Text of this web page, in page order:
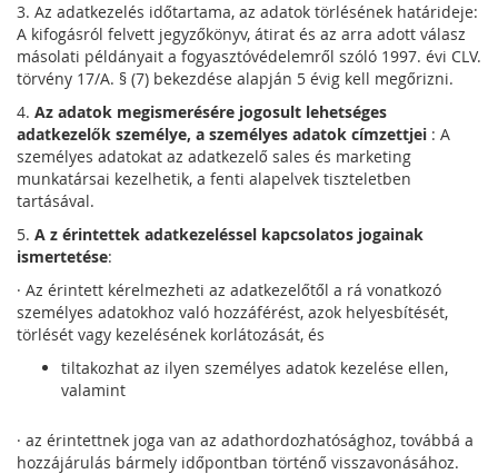
3. Az adatkezelés időtartama, az adatok törlésének határideje:
A kifogásról felvett jegyzőkönyv, átirat és az arra adott válasz
másolati példányait a fogyasztóvédelemről szóló 1997. évi CLV.
törvény 17/A. § (7) bekezdése alapján 5 évig kell megőrizni.
4. Az adatok megismerésére jogosult lehetséges
adatkezelők személye, a személyes adatok címzettjei : A
személyes adatokat az adatkezelő sales és marketing
munkatársai kezelhetik, a fenti alapelvek tiszteletben
tartásával.
5. A z érintettek adatkezeléssel kapcsolatos jogainak
ismertetése:
· Az érintett kérelmezheti az adatkezelőtől a rá vonatkozó
személyes adatokhoz való hozzáférést, azok helyesbítését,
törlését vagy kezelésének korlátozását, és
tiltakozhat az ilyen személyes adatok kezelése ellen,
valamint
· az érintettnek joga van az adathordozhatósághoz, továbbá a
hozzájárulás bármely időpontban történő visszavonásához.